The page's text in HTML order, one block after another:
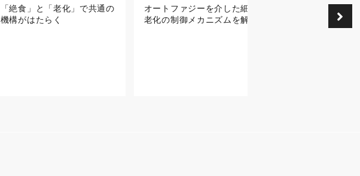
「絶食」と「老化」で共通の
機構がはたらく
オートファジーを介した細胞
老化の制御メカニズムを解明
症が抑制される